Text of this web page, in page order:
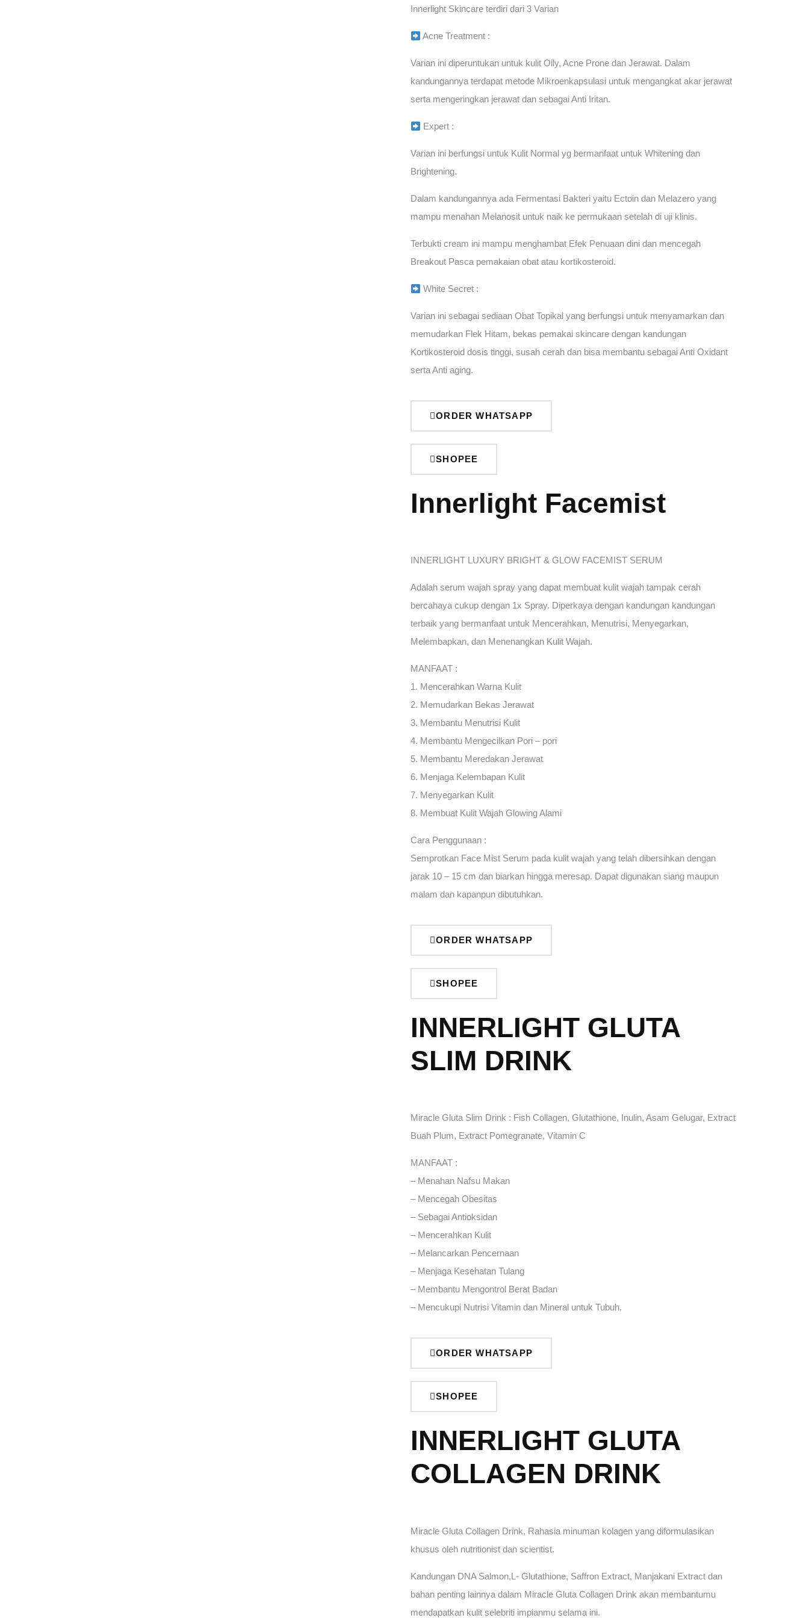
Innerlight Skincare terdiri dari 3 Varian
Acne Treatment :
Varian ini diperuntukan untuk kulit Oily, Acne Prone dan Jerawat. Dalam
kandungannya terdapat metode Mikroenkapsulasi untuk mengangkat akar jerawat
serta mengeringkan jerawat dan sebagai Anti Iritan.
Expert :
Varian ini berfungsi untuk Kulit Normal yg bermanfaat untuk Whitening dan
Brightening.
Dalam kandungannya ada Fermentasi Bakteri yaitu Ectoin dan Melazero yang
mampu menahan Melanosit untuk naik ke permukaan setelah di uji klinis.
Terbukti cream ini mampu menghambat Efek Penuaan dini dan mencegah
Breakout Pasca pemakaian obat atau kortikosteroid.
White Secret :
Varian ini sebagai sediaan Obat Topikal yang berfungsi untuk menyamarkan dan
memudarkan Flek Hitam, bekas pemakai skincare dengan kandungan
Kortikosteroid dosis tinggi, susah cerah dan bisa membantu sebagai Anti Oxidant
serta Anti aging.
ORDER WHATSAPP
SHOPEE
Innerlight Facemist
INNERLIGHT LUXURY BRIGHT & GLOW FACEMIST SERUM
Adalah serum wajah spray yang dapat membuat kulit wajah tampak cerah
bercahaya cukup dengan 1x Spray. Diperkaya dengan kandungan kandungan
terbaik yang bermanfaat untuk Mencerahkan, Menutrisi, Menyegarkan,
Melembapkan, dan Menenangkan Kulit Wajah.
MANFAAT :
1. Mencerahkan Warna Kulit
2. Memudarkan Bekas Jerawat
3. Membantu Menutrisi Kulit
4. Membantu Mengecilkan Pori – pori
5. Membantu Meredakan Jerawat
6. Menjaga Kelembapan Kulit
7. Menyegarkan Kulit
8. Membuat Kulit Wajah Glowing Alami
Cara Penggunaan :
Semprotkan Face Mist Serum pada kulit wajah yang telah dibersihkan dengan
jarak 10 – 15 cm dan biarkan hingga meresap. Dapat digunakan siang maupun
malam dan kapanpun dibutuhkan.
ORDER WHATSAPP
SHOPEE
INNERLIGHT GLUTA
SLIM DRINK
Miracle Gluta Slim Drink : Fish Collagen, Glutathione, Inulin, Asam Gelugar, Extract
Buah Plum, Extract Pomegranate, Vitamin C
MANFAAT :
– Menahan Nafsu Makan
– Mencegah Obesitas
– Sebagai Antioksidan
– Mencerahkan Kulit
– Melancarkan Pencernaan
– Menjaga Kesehatan Tulang
– Membantu Mengontrol Berat Badan
– Mencukupi Nutrisi Vitamin dan Mineral untuk Tubuh.
ORDER WHATSAPP
SHOPEE
INNERLIGHT GLUTA
COLLAGEN DRINK
Miracle Gluta Collagen Drink, Rahasia minuman kolagen yang diformulasikan
khusus oleh nutritionist dan scientist.
Kandungan DNA Salmon,L- Glutathione, Saffron Extract, Manjakani Extract dan
bahan penting lainnya dalam Miracle Gluta Collagen Drink akan membantumu
mendapatkan kulit selebriti impianmu selama ini.